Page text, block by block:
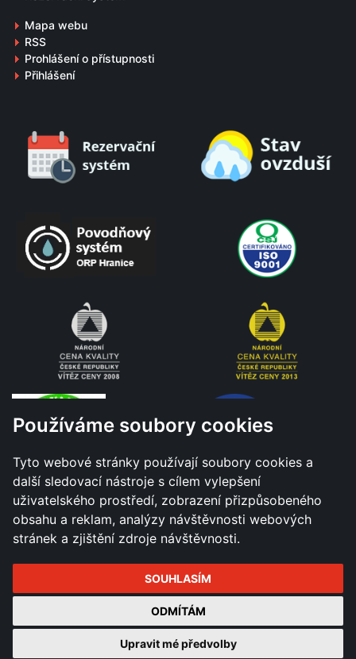
Používáme soubory cookies
Tyto webové stránky používají soubory cookies a
další sledovací nástroje s cílem vylepšení
uživatelského prostředí, zobrazení přizpůsobeného
obsahu a reklam, analýzy návštěvnosti webových
stránek a zjištění zdroje návštěvnosti.
SOUHLASÍM
ODMÍTÁM
Upravit mé předvolby
Mapa webu
RSS
Prohlášení o přístupnosti
Přihlášení
Všechna práva vyhrazena - Město Hranice © 2026 |
Změnit nastavení cookies
Tvorba a správa webu